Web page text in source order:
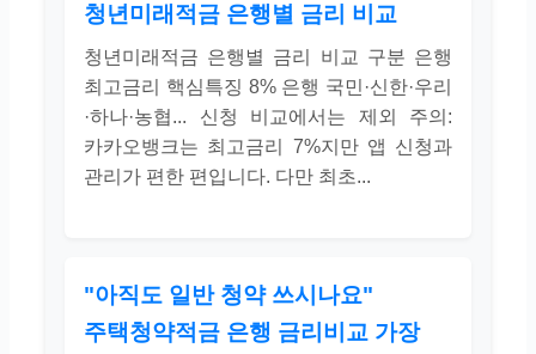
청년미래적금 은행별 금리 비교
청년미래적금 은행별 금리 비교 구분 은행
최고금리 핵심특징 8% 은행 국민·신한·우리
·하나·농협... 신청 비교에서는 제외 주의:
카카오뱅크는 최고금리 7%지만 앱 신청과
관리가 편한 편입니다. 다만 최초...
"아직도 일반 청약 쓰시나요"
주택청약적금 은행 금리비교 가장